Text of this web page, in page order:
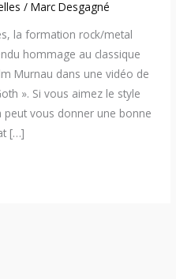
/Marc Desgagné
la formation rock/metal
hommage au classique
Murnau dans une vidéo de
». Si vous aimez le style
peut vous donner une bonne
[…]